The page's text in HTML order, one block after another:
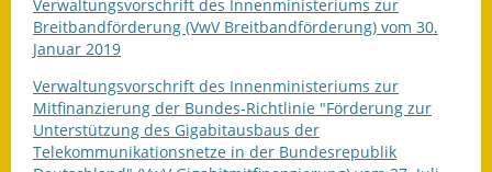
Verwaltungsvorschrift des Innenministeriums zur
Breitbandförderung (VwV Breitbandförderung) vom 30.
Januar 2019
Verwaltungsvorschrift des Innenministeriums zur
Mitfinanzierung der Bundes-Richtlinie "Förderung zur
Unterstützung des Gigabitausbaus der
Telekommunikationsnetze in der Bundesrepublik